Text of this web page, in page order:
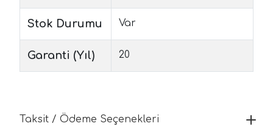
Stok Durumu Var
Garanti (Yıl) 20
Taksit / Ödeme Seçenekleri